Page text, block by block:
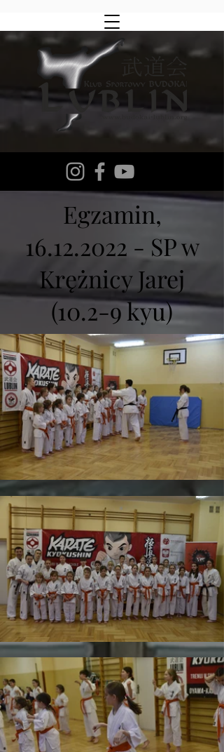
Egzamin,
16.12.2022 - SP w
Krężnicy Jarej
(10.2-9 kyu)